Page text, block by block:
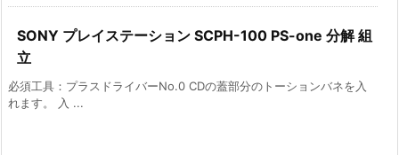
SONY プレイステーション SCPH-100 PS-one 分解 組
立
必須工具：プラスドライバーNo.0 CDの蓋部分のトーションバネを入
れます。 入 ...